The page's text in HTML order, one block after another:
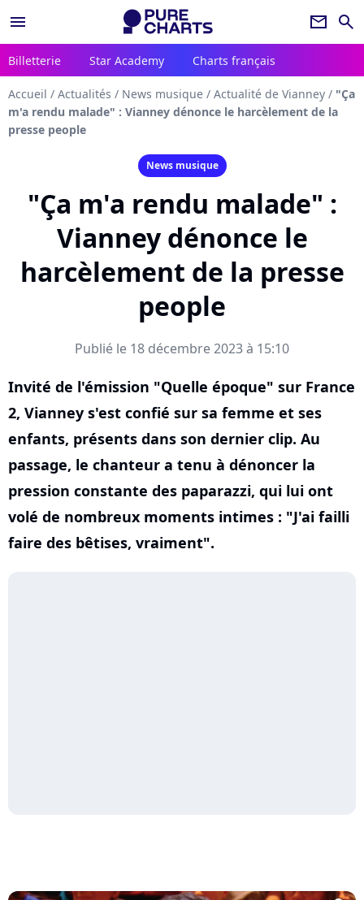
menu newsletter search
Billetterie Star Academy Charts français
Accueil / Actualités / News musique / Actualité de Vianney / "Ça
m'a rendu malade" : Vianney dénonce le harcèlement de la
presse people
News musique
"Ça m'a rendu malade" :
Vianney dénonce le
harcèlement de la presse
people
Publié le 18 décembre 2023 à 15:10
Invité de l'émission "Quelle époque" sur France
2, Vianney s'est confié sur sa femme et ses
enfants, présents dans son dernier clip. Au
passage, le chanteur a tenu à dénoncer la
pression constante des paparazzi, qui lui ont
volé de nombreux moments intimes : "J'ai failli
faire des bêtises, vraiment".